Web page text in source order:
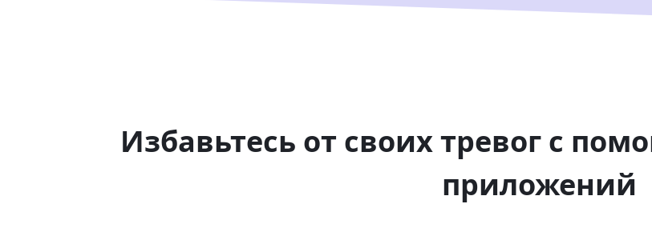
Избавьтесь от своих тревог с
приложений